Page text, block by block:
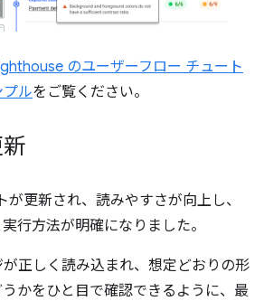
のユーザーフロー チュート
ルをご覧ください。
更新され、読みやすさが向上し、
行方法が明確になりました。
正しく読み込まれ、想定どおりの形
かをひと目で確認できるように、最